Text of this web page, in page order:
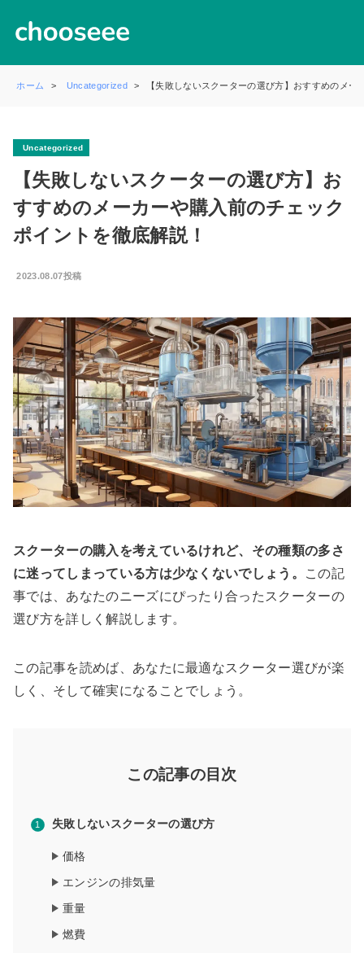
ホーム Uncategorized 【失敗しないスクーターの選び方】おすすめのメ
Uncategorized
【失敗しないスクーターの選び方】お
すすめのメーカーや購入前のチェック
ポイントを徹底解説！
2023.08.07投稿
スクーターの購入を考えているけれど、その種類の多さ
に迷ってしまっている方は少なくないでしょう。
この記
事では、あなたのニーズにぴったり合ったスクーターの
選び方を詳しく解説します。
この記事を読めば、あなたに最適なスクーター選びが楽
しく、そして確実になることでしょう。
この記事の目次
失敗しないスクーターの選び方
価格
エンジンの排気量
重量
燃費